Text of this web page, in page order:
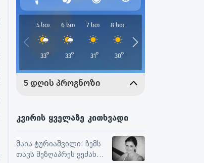
კვირის ყველაზე კითხვადი
მაია ტურიაშვილი: ჩემს
თავს მეზღაპრეს ვეძახი,